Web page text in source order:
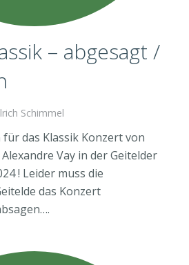
– abgesagt /
Schimmel
das Klassik Konzert von
Vay in der Geitelder
! Leider muss die
das Konzert